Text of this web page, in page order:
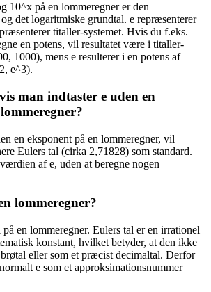
10^x på en lommeregner er den
det logaritmiske grundtal. e repræsenterer
titaller-systemet. Hvis du f.eks.
en potens, vil resultatet være i titaller-
1000), mens e resulterer i en potens af
e^3).
man indtaster e uden en
en eksponent på en lommeregner, vil
Eulers tal (cirka 2,71828) som standard.
af e, uden at beregne nogen
lommeregner?
en lommeregner. Eulers tal er en irrationel
konstant, hvilket betyder, at den ikke
eller som et præcist decimaltal. Derfor
e som et approksimationsnummer